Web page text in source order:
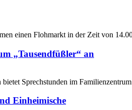
einen Flohmarkt in der Zeit von
„Tausendfüßler“ an
Sprechstunden im
Einheimische